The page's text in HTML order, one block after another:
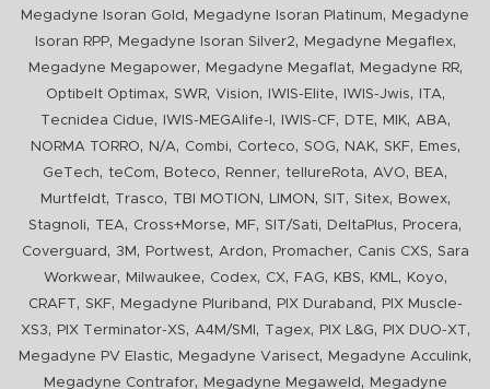
Megadyne Isoran Gold , Megadyne Isoran Platinum,
Megadyne
Isoran RPP, Megadyne Isoran Silver2, Megadyne Megaflex,
Megadyne Megapower, Megadyne Megaflat, Megadyne RR,
Optibelt Optimax, SWR, Vision, IWIS-Elite, IWIS-Jwis, ITA,
Tecnidea Cidue, IWIS-MEGAlife-I , IWIS-CF, DTE, MIK, ABA,
NORMA TORRO, N/A, Combi, Corteco, SOG, NAK, SKF, Emes,
GeTech, teCom, Boteco, Renner, tellureRota, AVO, BEA,
Murtfeldt, Trasco, TBI MOTION , LIMON , SIT, Sitex, Bowex,
Stagnoli, TEA, Cross+Morse, MF, SIT/Sati, DeltaPlus, Procera,
Coverguard , 3M , Portwest, Ardon, Promacher, Canis CXS, Sara
Workwear, Milwaukee, Codex, CX, FAG, KBS, KML, Koyo,
CRAFT, SKF, Megadyne Pluriband , PIX Duraband ,
PIX Muscle-
XS3, PIX Terminator-XS, A4M/SMI , Tagex, PIX L&G, PIX DUO-XT,
Megadyne PV Elastic, Megadyne Varisect, Megadyne Acculink,
Megadyne Contrafor, Megadyne Megaweld , Megadyne